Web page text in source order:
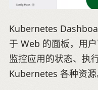
Kubernetes
于 Web 的面板，用
监控应用的状态、执
Kubernetes 各种资源